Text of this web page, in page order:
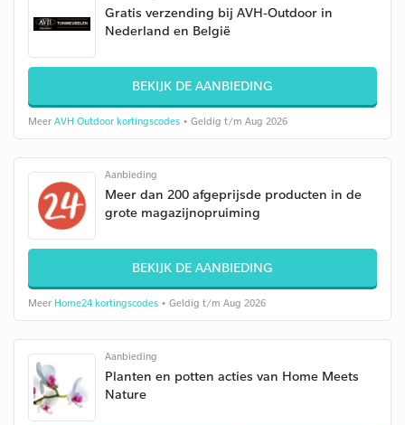
Gratis verzending bij AVH-Outdoor in
Nederland en België
BEKIJK DE AANBIEDING
Meer AVH Outdoor kortingscodes • Geldig t/m Aug 2026
Aanbieding
Meer dan 200 afgeprijsde producten in de
grote magazijnopruiming
BEKIJK DE AANBIEDING
Meer Home24 kortingscodes • Geldig t/m Aug 2026
Aanbieding
Planten en potten acties van Home Meets
Nature